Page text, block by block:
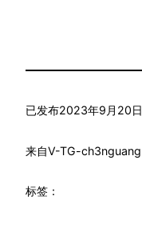
已发布2023年9月20日
来自V-TG-ch3nguang
标签：